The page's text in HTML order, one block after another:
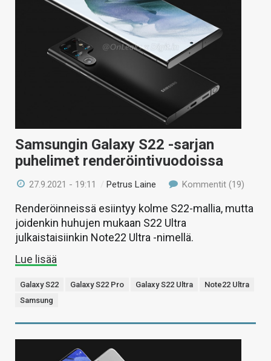
Samsungin Galaxy S22 -sarjan
puhelimet renderöintivuodoissa
27.9.2021 - 19:11 /Petrus Laine Kommentit (19)
Renderöinneissä esiintyy kolme S22-mallia, mutta
joidenkin huhujen mukaan S22 Ultra
julkaistaisiinkin Note22 Ultra -nimellä.
Lue lisää
Galaxy S22 Galaxy S22 Pro Galaxy S22 Ultra
Note22 Ultra
Samsung